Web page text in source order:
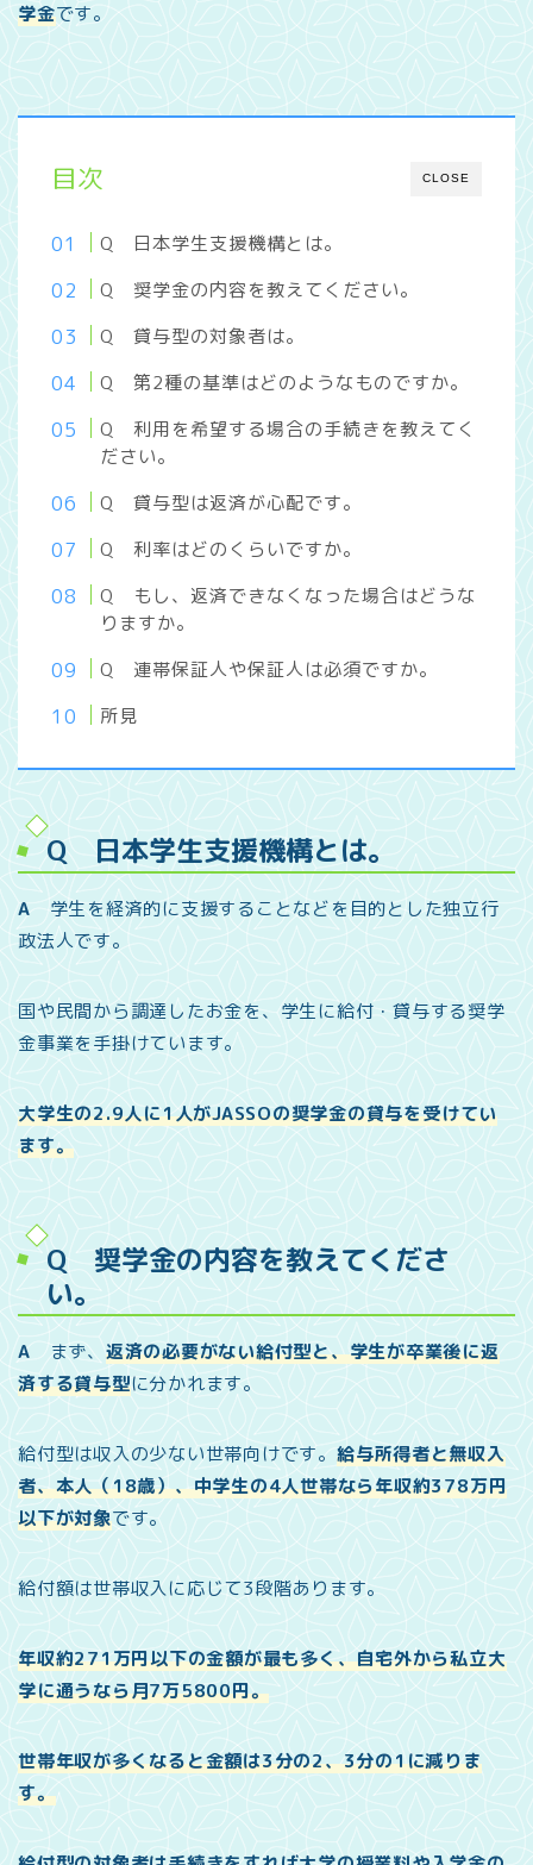
学金です。
CLOSE
目次
Q 日本学生支援機構とは。
Q 奨学金の内容を教えてください。
Q 貸与型の対象者は。
Q 第2種の基準はどのようなものですか。
Q 利用を希望する場合の手続きを教えてく
ださい。
Q 貸与型は返済が心配です。
Q 利率はどのくらいですか。
Q もし、返済できなくなった場合はどうな
りますか。
Q 連帯保証人や保証人は必須ですか。
所見
Q 日本学生支援機構とは。
A 学生を経済的に支援することなどを目的とした独立行
政法人です。
国や民間から調達したお金を、学生に給付・貸与する奨学
金事業を手掛けています。
大学生の2.9人に1人がJASSOの奨学金の貸与を受けてい
ます。
Q 奨学金の内容を教えてくださ
い。
A まず、 返済の必要がない給付型と、学生が卒業後に返
済する貸与型に分かれます。
給付型は収入の少ない世帯向けです。 給与所得者と無収入
者、本人（18歳）、中学生の4人世帯なら年収約378万円
以下が対象です。
給付額は世帯収入に応じて3段階あります。
年収約271万円以下の金額が最も多く、自宅外から私立大
学に通うなら月7万5800円。
世帯年収が多くなると金額は3分の2、3分の1に減りま
す。